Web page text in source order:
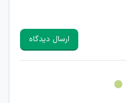
ندارد.
هر طریقی قصد مأیوس کردن
افراد (مسئول و غیر مسئول)
حضوری چه به صورت دسته
ارسال دیدگاه